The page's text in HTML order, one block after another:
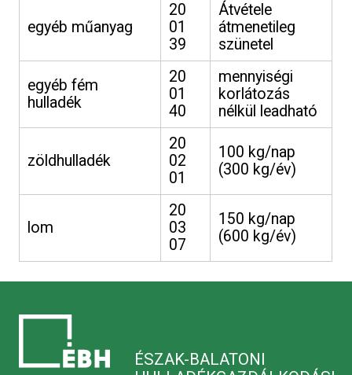
egyéb műanyag
20
01
39
Átvétele
átmenetileg
szünetel
egyéb fém
hulladék
20
01
40
mennyiségi
korlátozás
nélkül leadható
zöldhulladék
20
02
01
100 kg/nap
(300 kg/év)
lom
20
03
07
150 kg/nap
(600 kg/év)
ÉSZAK-BALATONI